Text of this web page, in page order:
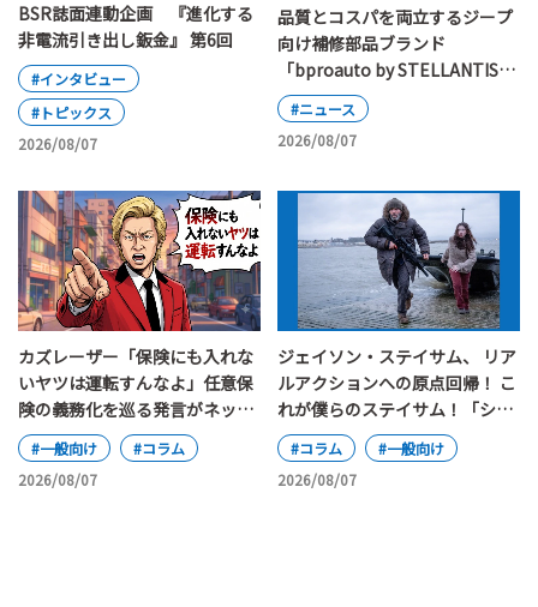
BSR誌面連動企画 『進化する
非電流引き出し鈑金』 第6回
#インタビュー
#トピックス
2026/08/07
品質とコスパを両立するジープ
向け補修部品ブランド
「bproauto by STELLANTIS」
が日本上陸
#ニュース
2026/08/07
カズレーザー「保険にも入れな
いヤツは運転すんなよ」任意保
険の義務化を巡る発言がネット
で大論争
#一般向け
#コラム
2026/08/07
ジェイソン・ステイサム、 リア
ルアクションへの原点回帰！ こ
れが僕らのステイサム！「シェ
ルター」
#コラム
#一般向け
2026/08/07